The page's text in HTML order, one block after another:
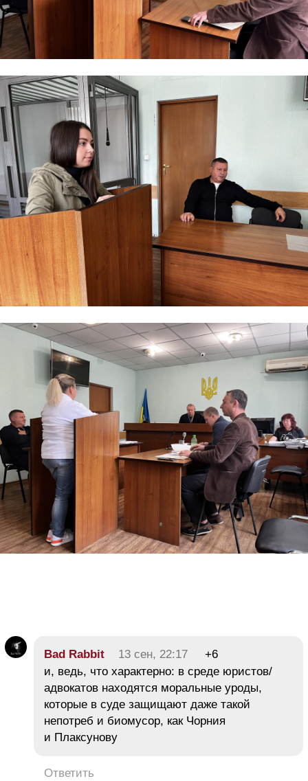
Bad Rabbit 13 сен, 22:17
+6
и, ведь, что характерно: в среде юристов/
адвокатов находятся моральные уроды,
которые в суде защищают даже такой
непотреб и биомусор, как Чорния
и Плаксунову
Ответить